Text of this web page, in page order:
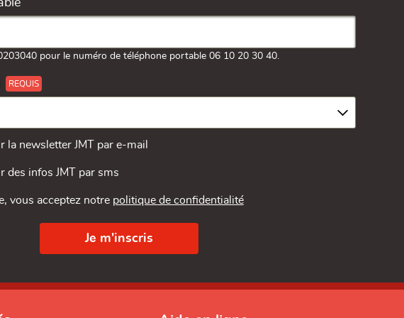
pour le numéro de téléphone portable 06 10 20 30 40.
la newsletter JMT par e-mail
des infos JMT par sms
vous acceptez notre politique de confidentialité